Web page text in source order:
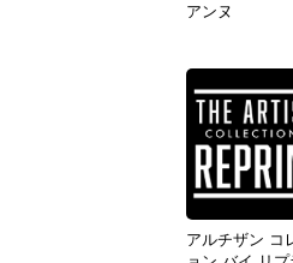
アンヌ
アルチザン コ